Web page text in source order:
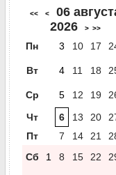
<< <
06
2026
> >>
Пн 3 10 17
Вт 4 11 18
Ср 5 12 19
Чт
6 13 20
Пт
7 14 21
Сб
1 8 15 22